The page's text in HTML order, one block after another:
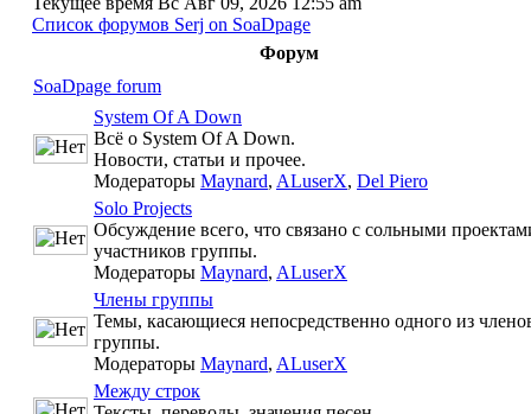
Список форумов Serj on SoaDpage
Форум
SoaDpage forum
System Of A Down
Всё о System Of A Down.
Новости, статьи и прочее.
Модераторы Maynard, ALuserX, Del Piero
Solo Projects
Обсуждение всего, что связано с сольными
участников группы.
Модераторы Maynard, ALuserX
Члены группы
Темы, касающиеся непосредственно одного из
группы.
Модераторы Maynard, ALuserX
Между строк